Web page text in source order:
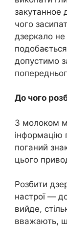
закутанное
чого
дзеркало не
допустимо
До чого
З молоком
поганий
цього
Розбити
настрої —
вийде,
вважають,